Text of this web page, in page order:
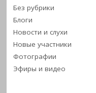
Без рубрики
Блоги
Новости и слухи
Новые участники
Фотографии
Эфиры и видео